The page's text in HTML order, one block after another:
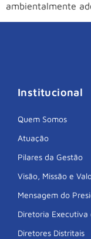
ambientalmente
Institucional
Quem Somos
Atuação
Pilares da Gestão
Visão, Missão e
Mensagem do
Diretoria Executiva
Diretores Distritais